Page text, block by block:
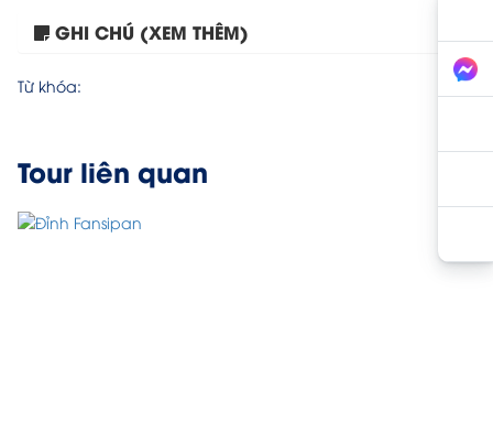
GHI CHÚ (XEM THÊM)
Từ khóa:
Tour liên quan
Tour Đà Nẵng – Ninh...